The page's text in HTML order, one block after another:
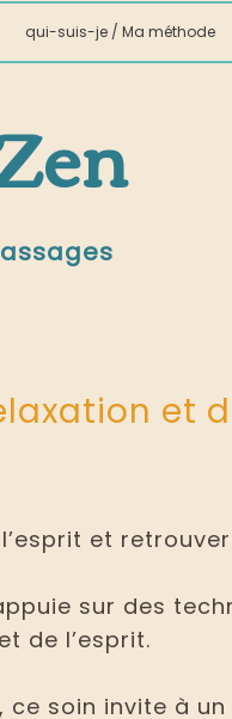
qui-suis-je / Ma méthode
et
et retrouver
sur des
de l’esprit.
ce soin invite à